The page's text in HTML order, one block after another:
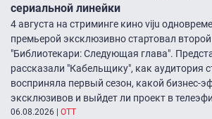
сериальной линейки
4 августа на стриминге кино viju
премьерой эксклюзивно стартовал второй
"Библиотекари: Следующая глава".
рассказали "Кабельщику", как аудитория
восприняла первый сезон, какой бизнес-
эксклюзивов и выйдет ли проект в
06.08.2026 ОТТ